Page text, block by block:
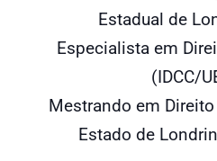
Estadual de
Especialista em
(IDCC/
Mestrando em
Estado de